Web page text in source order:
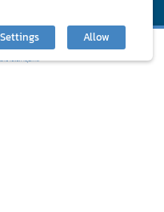
Settings
Allow